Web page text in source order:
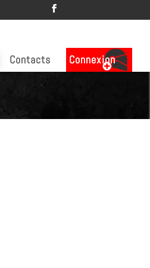
Contacts Connexion